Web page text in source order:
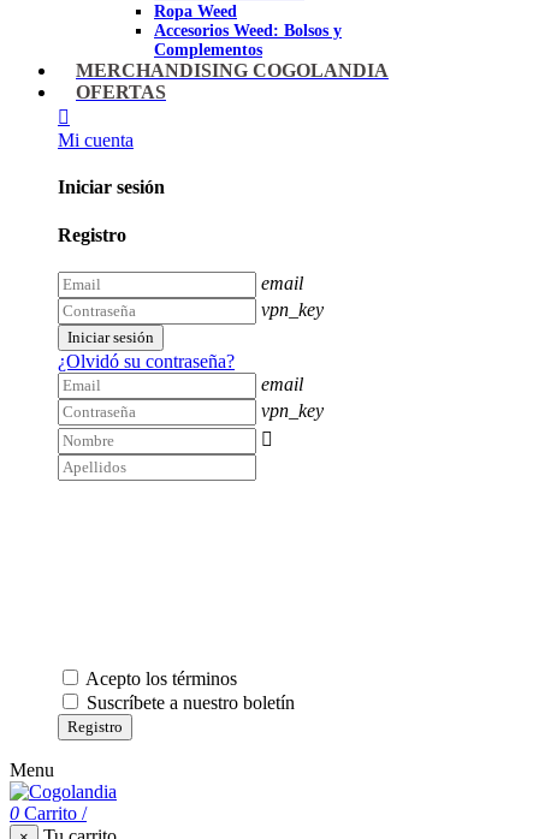
Ropa Weed
Accesorios Weed: Bolsos y
Complementos
Cannabuds
Inciensos
MERCHANDISING COGOLANDIA
OFERTAS
Mi cuenta
Iniciar sesión
Registro
email
vpn_key
Iniciar sesión
¿Olvidó su contraseña?
email
vpn_key

Acepto los términos
Suscríbete a nuestro boletín
Registro
Menu
0 Carrito /